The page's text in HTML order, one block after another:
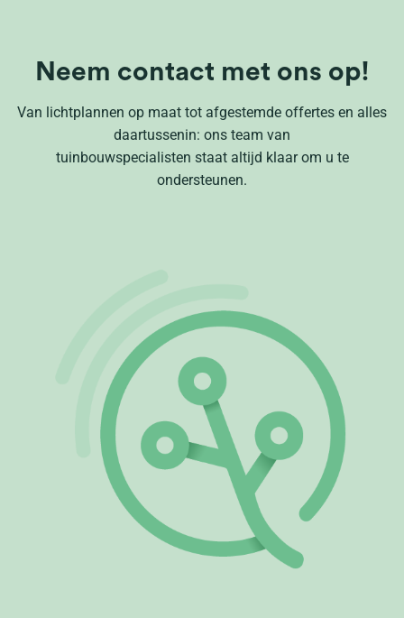
Neem contact met ons op!
Van lichtplannen op maat tot afgestemde offertes en alles
daartussenin: ons team van
tuinbouwspecialisten staat altijd klaar om u te
ondersteunen.